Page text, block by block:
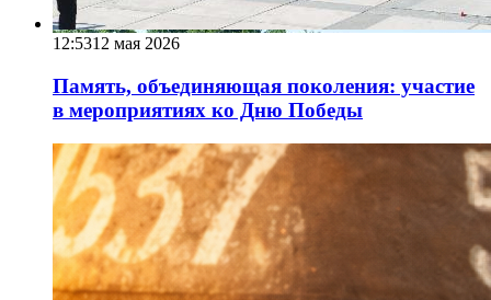
12:5312 мая 2026
Память, объединяющая поколения: участие
в мероприятиях ко Дню Победы